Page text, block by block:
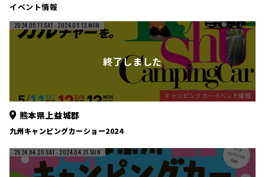
イベント情報
2024.05.11.SAT - 2024.05.13.MON
キャンピングカーイベント情報
熊本県上益城郡
九州キャンピングカーショー2024
2024.04.20.SAT - 2024.04.21.SUN